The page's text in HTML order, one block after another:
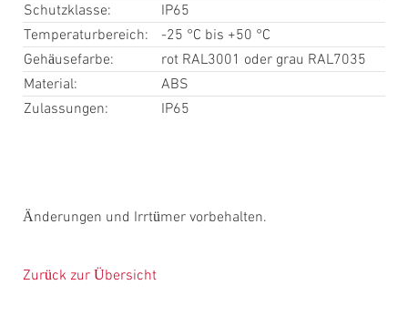
Schutzklasse:
IP65
Temperaturbereich:
-25 °C bis +50 °C
Gehäusefarbe:
rot RAL3001 oder grau RAL7035
Material:
ABS
Zulassungen:
IP65
Änderungen und Irrtümer vorbehalten.
Zurück zur Übersicht